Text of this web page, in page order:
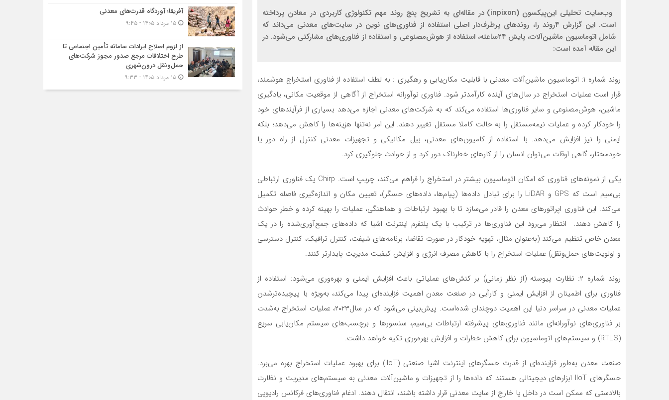
وب‌سایت تحلیلی این‌‌‌‌‌پیکسون (inpixon) در مقاله‌‌‌‌‌ای به تشریح پنج روند مهم تکنولوژی کاربردی در معادن پرداخته
است. این گزارش ۴روند را، روند‌‌‌‌‌های پرطرف‌‌‌‌‌دار اصلی استفاده از فناوری‌های نوین در سایت‌‌‌‌‌های معدنی می‌داند که
شامل اتوماسیون ماشین‌آلات، پایش ۲۴ساعته، استفاده از هوش‌مصنوعی و استفاده از فناوری‌های مشارکتی می‌شود. در
این مقاله آمده است:
روند شماره ۱: اتوماسیون ماشین‌آلات معدنی با قابلیت مکان‌‌‌‌‌یابی و رهگیری : به لطف استفاده از فناوری استخراج هوشمند،
قرار است عملیات استخراج در سال‌های آینده کارآمدتر شود. فناوری نوآورانه استخراج از آگاهی از موقعیت مکانی، یادگیری
ماشین، هوش‌مصنوعی و سایر فناوری‌ها استفاده می‌کند که به شرکت‌های معدنی اجازه می‌دهد بسیاری از فرآیندهای خود
را خودکار کرده و عملیات نیمه‌‌‌‌‌مستقل را به حالت کاملا مستقل تغییر دهند. این امر نه‌‌‌‌‌تنها هزینه‌‌‌‌‌ها را کاهش می‌دهد؛ بلکه
ایمنی را نیز افزایش می‌دهد. با استفاده از کامیون‌‌‌‌‌های معدنی، بیل مکانیکی و تجهیزات معدنی کنترل از راه دور یا
خودمختار، گاهی اوقات می‌توان انسان را از کارهای خطرناک دور کرد و از حوادث جلوگیری کرد.
یکی از نمونه‌‌‌‌‌های فناوری که امکان اتوماسیون بیشتر در استخراج را فراهم می‌کند، چریپ است. Chirp یک فناوری ارتباطی
بی‌‌‌‌‌سیم است که GPS و LiDAR را برای تبادل داده‌ها (پیام‌‌‌‌‌ها، داده‌های حسگر)، تعیین مکان و اندازه‌‌‌‌‌گیری فاصله تکمیل
می‌کند. این فناوری اپراتورهای معدن را قادر می‌سازد تا با بهبود ارتباطات و هماهنگی، عملیات را بهینه کرده و خطر حوادث
را کاهش دهند. انتظار می‌رود این فناوری‌ها در ترکیب با یک پلتفرم اینترنت اشیا که داده‌های جمع‌‌‌‌‌آوری‌‌‌‌‌شده را در یک
معدن خاص تنظیم می‌کند (به‌عنوان ‌‌‌‌‌مثال، تهویه خودکار در صورت تقاضا، برنامه‌های شیفت، کنترل ترافیک، کنترل دسترسی
و اولویت‌های حمل‌ونقل) عملیات استخراج را با کاهش مصرف انرژی و افزایش کیفیت مدیریت پایدارتر کنند.
روند شماره ۲: نظارت پیوسته (از نظر زمانی) بر کنش‌‌‌‌‌های عملیاتی باعث افزایش ایمنی و بهره‌‌‌‌‌وری می‌شود: استفاده از
فناوری برای اطمینان از افزایش ایمنی و کارآیی در صنعت معدن اهمیت فزاینده‌ای پیدا می‌کند، به‌ویژه با پیچیده‌‌‌‌‌تر‌شدن
عملیات معدنی در سراسر دنیا این اهمیت دوچندان شده‌است. پیش‌بینی می‌شود که در سال‌۲۰۲۳، عملیات استخراج به‌‌‌‌‌شدت
بر فناوری‌های نوآورانه‌‌‌‌‌ای مانند فناوری‌های پیشرفته ارتباطات بی‌سیم، سنسورها و برچسب‌‌‌‌‌های سیستم مکان‌‌‌‌‌یابی سریع
(RTLS) و سیستم‌‌‌‌‌های اتوماسیون برای کاهش خطرات و افزایش بهره‌‌‌‌‌وری تکیه خواهد داشت.
صنعت معدن به‌طور فزاینده‌ای از قدرت حسگرهای اینترنت اشیا صنعتی (IIoT) برای بهبود عملیات استخراج بهره می‌برد.
حسگرهای IIoT ابزارهای دیجیتالی هستند که داده‌ها را از تجهیزات و ماشین‌آلات معدنی به سیستم‌‌‌‌‌های مدیریت و نظارت
بالادستی که ممکن است در داخل یا خارج از سایت معدنی قرار داشته باشند، انتقال دهند. ادغام فناوری‌های فرکانس رادیویی
آفریقا؛ آوردگاه قدرت‌های معدنی
۱۵ مرداد ۱۴۰۵ - ۹:۴۵
از لزوم اصلاح ایرادات سامانه تأمین اجتماعی تا
طرح اختلافات مرجع صدور مجوز شرکت‌های
حمل‌ونقل درون‌شهری
۱۵ مرداد ۱۴۰۵ - ۹:۳۳